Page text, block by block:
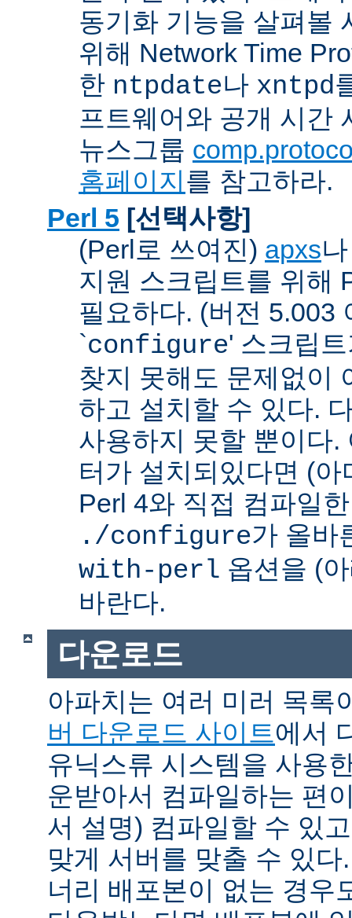
동기화 기능을 살펴볼
위해 Network Time
한 ntpdate나 xntpd
프트웨어와 공개 시간
뉴스그룹
홈페이지를 참고하라.
Perl 5 [선택사항]
(Perl로 쓰여진) apxs
지원 스크립트를 위해
필요하다. (버전 5.003
`configure' 스크립
찾지 못해도 문제없이
하고 설치할 수 있다.
사용하지 못할 뿐이다.
터가 설치되있다면 (
Perl 4와 직접 컴파일
./configure가 올바
with-perl 옵션을 (
바란다.
다운로드
아파치는 여러 미러 목록
버 다운로드 사이트에서
유닉스류 시스템을 사용
운받아서 컴파일하는 편
서 설명) 컴파일할 수 있
맞게 서버를 맞출 수 있
너리 배포본이 없는 경우